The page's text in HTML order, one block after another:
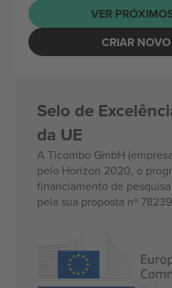
VER
CRIAR
Selo de
da UE
A Ticombo GmbH
pelo Horizon 2020, o
financiamento de
pela sua proposta nº